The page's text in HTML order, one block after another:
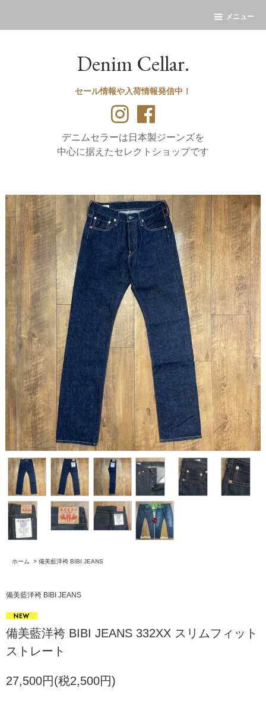
メニュー
Denim Cellar.
セール情報や入荷情報発信中！
デニムセラーは日本製ジーンズを
中心に据えたセレクトショップです
ホーム > 備美藍洋袴 BIBI JEANS
備美藍洋袴 BIBI JEANS
備美藍洋袴 BIBI JEANS 332XX スリムフィット
ストレート
27,500円(税2,500円)